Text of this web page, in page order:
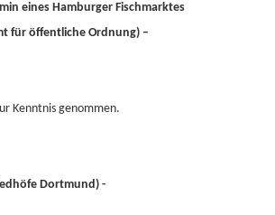
eines Hamburger Fischmarktes
für öffentliche Ordnung) –
Kenntnis genommen.
Dortmund) -